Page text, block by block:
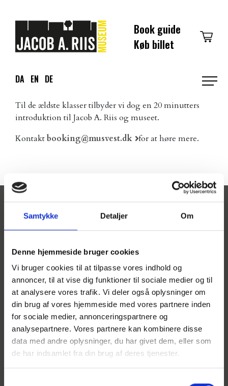
Samtykke Detaljer Om
Denne hjemmeside bruger cookies
Vi bruger cookies til at tilpasse vores indhold og
annoncer, til at vise dig funktioner til sociale medier og til
at analysere vores trafik. Vi deler også oplysninger om
din brug af vores hjemmeside med vores partnere inden
for sociale medier, annonceringspartnere og
analysepartnere. Vores partnere kan kombinere disse
data med andre oplysninger, du har givet dem, eller som
de har indsamlet fra din brug af deres tjenester.
Book guide
Køb billet
DA EN DE
Vi udbyder ikke skoleforløb på museet i øjeblikket.
Til de ældste klasser tilbyder vi dog en 20 minutters
introduktion til Jacob A. Riis og museet.
Kontaktbooking@musvest.dk for at høre mere.